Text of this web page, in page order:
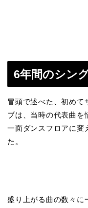
6年間のシン
冒頭で述べた、初めて
ブは、当時の代表曲を
一面ダンスフロアに変
た。
盛り上がる曲の数々に